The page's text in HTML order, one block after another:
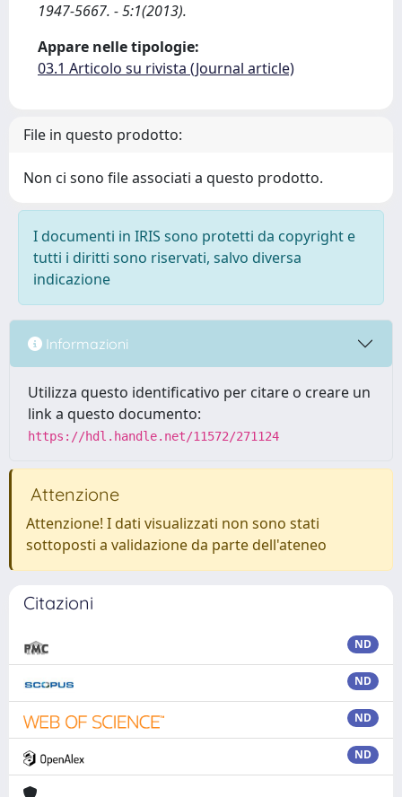
1947-5667. - 5:1(2013).
Appare nelle tipologie:
03.1 Articolo su rivista (Journal article)
File in questo prodotto:
Non ci sono file associati a questo prodotto.
I documenti in IRIS sono protetti da copyright e
tutti i diritti sono riservati, salvo diversa
indicazione
Informazioni
Utilizza questo identificativo per citare o creare un
link a questo documento:
https://hdl.handle.net/11572/271124
Attenzione
Attenzione! I dati visualizzati non sono stati
sottoposti a validazione da parte dell'ateneo
Citazioni
ND
ND
ND
ND